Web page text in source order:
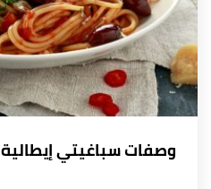
وصفات سباغيتي إيطالية